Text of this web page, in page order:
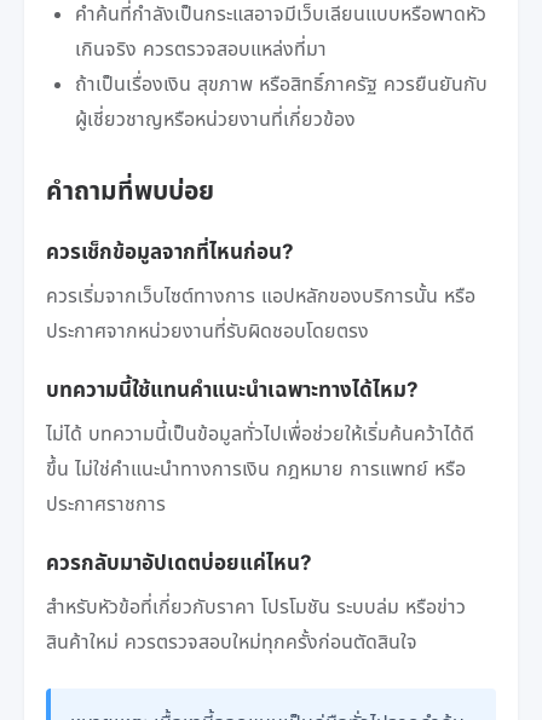
คำค้นที่กำลังเป็นกระแสอาจมีเว็บเลียนแบบหรือพาดหัว
เกินจริง ควรตรวจสอบแหล่งที่มา
ถ้าเป็นเรื่องเงิน สุขภาพ หรือสิทธิ์ภาครัฐ ควรยืนยันกับ
ผู้เชี่ยวชาญหรือหน่วยงานที่เกี่ยวข้อง
คำถามที่พบบ่อย
ควรเช็กข้อมูลจากที่ไหนก่อน?
ควรเริ่มจากเว็บไซต์ทางการ แอปหลักของบริการนั้น หรือ
ประกาศจากหน่วยงานที่รับผิดชอบโดยตรง
บทความนี้ใช้แทนคำแนะนำเฉพาะทางได้ไหม?
ไม่ได้ บทความนี้เป็นข้อมูลทั่วไปเพื่อช่วยให้เริ่มค้นคว้าได้ดี
ขึ้น ไม่ใช่คำแนะนำทางการเงิน กฎหมาย การแพทย์ หรือ
ประกาศราชการ
ควรกลับมาอัปเดตบ่อยแค่ไหน?
สำหรับหัวข้อที่เกี่ยวกับราคา โปรโมชัน ระบบล่ม หรือข่าว
สินค้าใหม่ ควรตรวจสอบใหม่ทุกครั้งก่อนตัดสินใจ